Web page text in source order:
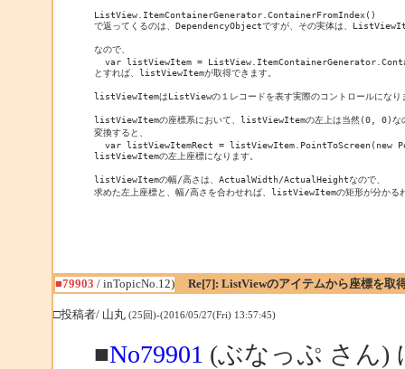
ListView.ItemContainerGenerator.ContainerFromIndex()
で返ってくるのは、DependencyObjectですが、その実体は、
なので、
var listViewItem =
とすれば、listViewItemが取得できます。
listViewItemはListViewの１レコードを表す実際のコントロールになり
listViewItemの座標系において、listViewItemの左上は当然(0, 0)な
変換すると、
var listViewItemRect = listViewItem.PointToScreen(new
listViewItemの左上座標になります。
listViewItemの幅/高さは、ActualWidth/ActualHeightなので、
■79903 / inTopicNo.12) Re[7]: ListViewのアイテムから座標を取
□投稿者/ 山丸 (25回)-(2016/05/27(Fri) 13:57:45)
■No79901 (ぶなっぷ さん)